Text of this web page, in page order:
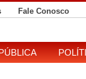
Fale Conosco